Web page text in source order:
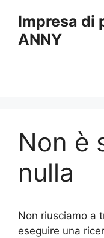
contenuto
Impresa di
ANNY
Non è
nulla
Non riusciamo a
eseguire una